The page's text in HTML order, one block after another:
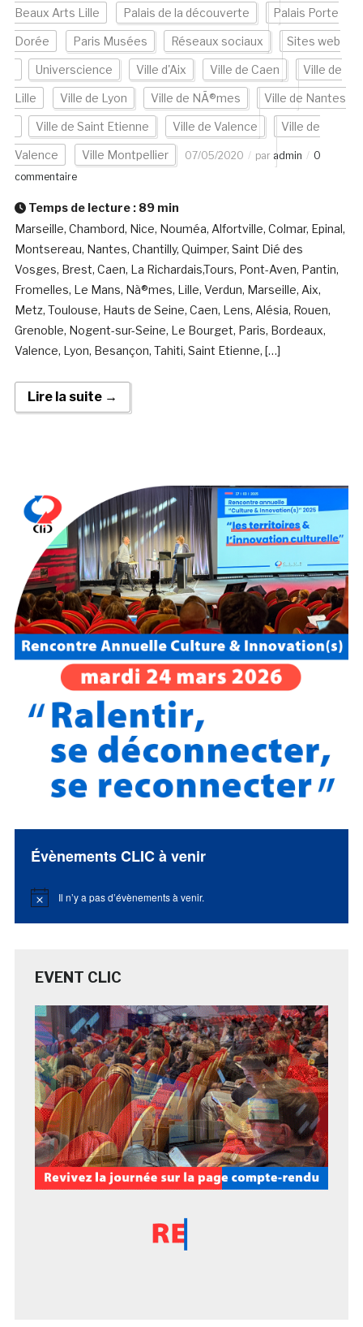
Beaux Arts Lille Palais de la découverte Palais Porte
Dorée Paris Musées Réseaux sociaux Sites web
Universcience Ville d'Aix Ville de Caen Ville de
Lille Ville de Lyon Ville de NÃ®mes Ville de Nantes
Ville de Saint Etienne Ville de Valence Ville de
Valence Ville Montpellier 07/05/2020 par admin
0
commentaire
Temps de lecture : 89 min
Marseille, Chambord, Nice, Nouméa, Alfortville, Colmar, Epinal,
Montsereau, Nantes, Chantilly, Quimper, Saint Dié des
Vosges, Brest, Caen, La Richardais,Tours, Pont-Aven, Pantin,
Fromelles, Le Mans, Nà®mes, Lille, Verdun, Marseille, Aix,
Metz, Toulouse, Hauts de Seine, Caen, Lens, Alésia, Rouen,
Grenoble, Nogent-sur-Seine, Le Bourget, Paris, Bordeaux,
Valence, Lyon, Besançon, Tahiti, Saint Etienne, […]
Lire la suite →
Évènements CLIC à venir
Notice Il n’y a pas d’évènements à venir.
EVENT CLIC